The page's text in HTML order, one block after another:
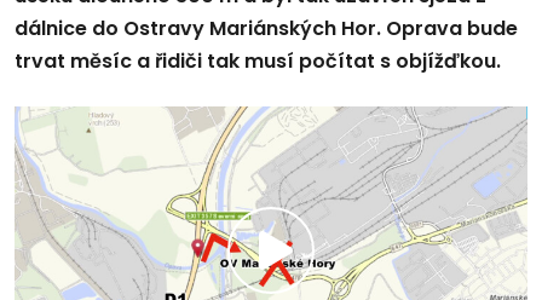
dálnice do Ostravy Mariánských Hor. Oprava bude
trvat měsíc a řidiči tak musí počítat s objížďkou.
Přehrát